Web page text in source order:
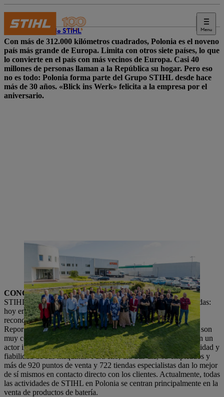
Menu
Diario de STIHL
Con más de 312.000 kilómetros cuadrados, Polonia es el noveno
país más grande de Europa. Limita con otros siete países, lo que
lo convierte en el país con más vecinos de Europa. Casi 40
millones de personas llaman a la República su hogar. Pero eso
no es todo: Polonia forma parte del Grupo STIHL desde hace
más de 30 años. «Blick ins Werk» felicita a la empresa por el
aniversario.
marketing y ventas. 63 empleados trabajan día tras día para
garantizar que la marca STIHL siga siendo tan conocida y popular
como lo es hoy.
CONOCE LA MARCA
STIHL Polonia ha tenido mucho éxito en las últimas tres décadas:
hoy en día, Polonia es el país del Grupo STIHL con el mayor
reconocimiento de marca. Así lo indica el «Brand Awareness
Report» de 2023. El nombre, la marca STIHL y los productos son
muy conocidos en todo el país. La empresa se ha convertido en un
actor importante en el mercado polaco y es conocida por la calidad y
fiabilidad de sus máquinas. Para ello, día tras día, 63 empleados y
más de 920 puntos de venta y 722 tiendas especialistas dan lo mejor
de sí mismos en contacto directo con los clientes. Actualmente, todas
las actividades de STIHL en Polonia se centran principalmente en la
venta de productos de batería.